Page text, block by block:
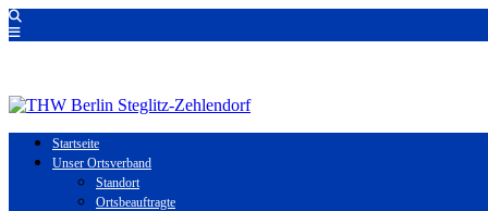
Startseite
Unser Ortsverband
Standort
Ortsbeauftragte